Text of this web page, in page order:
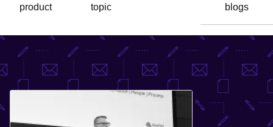
product
topic
blogs